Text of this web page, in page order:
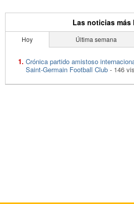
Las noticias más
Hoy Última semana
Crónica partido amistoso
Saint-Germain Football Club - 146